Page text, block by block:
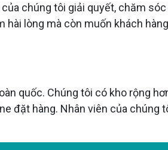
chúng tôi giải quyết, chăm
lòng mà còn muốn khách
quốc. Chúng tôi có kho rộng
đặt hàng. Nhân viên của chúng